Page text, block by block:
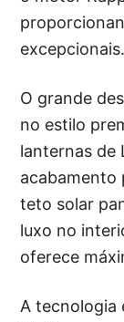
excepcionais.
O grande
no estilo
lanternas de
acabamento
teto solar
luxo no
oferece
A tecnologia